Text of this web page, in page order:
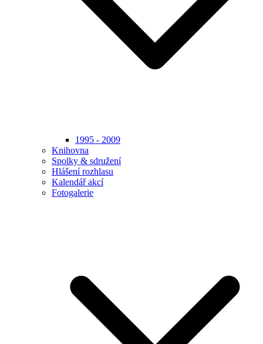
1995 - 2009
Knihovna
Spolky & sdružení
Hlášení rozhlasu
Kalendář akcí
Fotogalerie